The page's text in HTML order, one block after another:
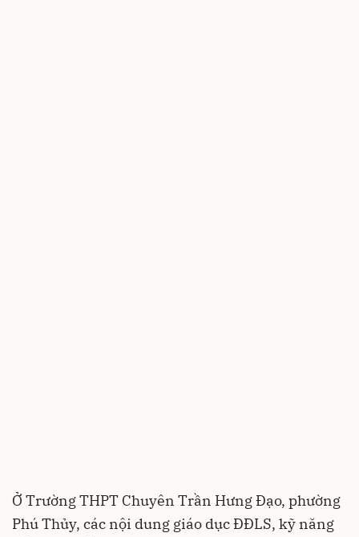
Ở Trường THPT Chuyên Trần Hưng Đạo, phường
Phú Thủy, các nội dung giáo dục ĐĐLS, kỹ năng